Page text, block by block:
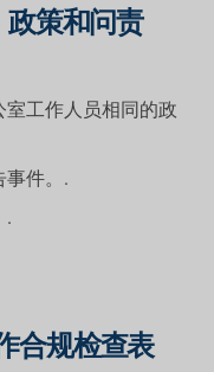
策和问责
工作人员相同的政
事件。.
.
合规检查表